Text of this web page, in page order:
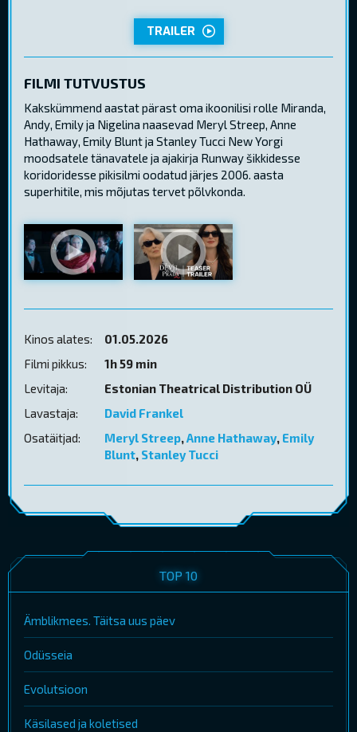
TRAILER
FILMI TUTVUSTUS
Kakskümmend aastat pärast oma ikoonilisi rolle Miranda,
Andy, Emily ja Nigelina naasevad Meryl Streep, Anne
Hathaway, Emily Blunt ja Stanley Tucci New Yorgi
moodsatele tänavatele ja ajakirja Runway šikkidesse
koridoridesse pikisilmi oodatud järjes 2006. aasta
superhitile, mis mõjutas tervet põlvkonda.
Kinos alates:
01.05.2026
Filmi pikkus:
1h 59 min
Levitaja:
Estonian Theatrical Distribution OÜ
Lavastaja:
David Frankel
Osatäitjad:
Meryl Streep,Anne Hathaway, Emily
Blunt, Stanley Tucci
TOP 10
Ämblikmees. Täitsa uus päev
Odüsseia
Evolutsioon
Käsilased ja koletised